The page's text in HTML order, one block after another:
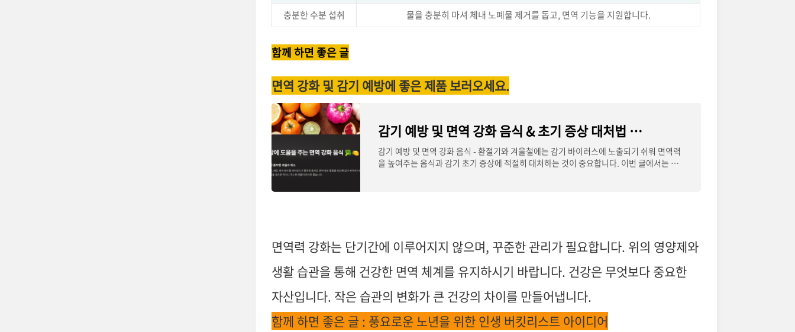
충분한 수분 섭취
물을 충분히 마셔 체내 노폐물 제거를 돕고, 면역 기능을 지원합니다.
함께 하면 좋은 글
면역 강화 및 감기 예방에 좋은 제품 보러오세요.
감기 예방 및 면역 강화 음식 & 초기 증상 대처법 🍊🥄
감기 예방 및 면역 강화 음식 - 환절기와 겨울철에는 감기 바이러스에 노출되기 쉬워 면역력
을 높여주는 음식과 감기 초기 증상에 적절히 대처하는 것이 중요합니다. 이번 글에서는 감
면역력 강화는 단기간에 이루어지지 않으며, 꾸준한 관리가 필요합니다. 위의 영양제와
생활 습관을 통해 건강한 면역 체계를 유지하시기 바랍니다. 건강은 무엇보다 중요한
자산입니다. 작은 습관의 변화가 큰 건강의 차이를 만들어냅니다.
함께 하면 좋은 글 : 풍요로운 노년을 위한 인생 버킷리스트 아이디어